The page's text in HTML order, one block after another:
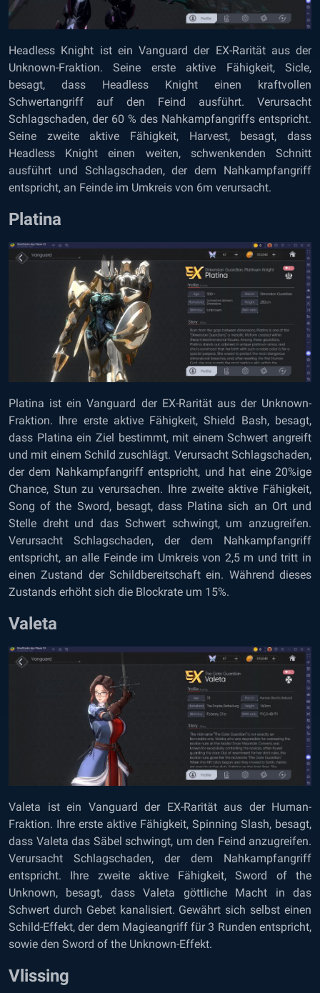
Headless Knight ist ein Vanguard der EX-Rarität aus der
Unknown-Fraktion. Seine erste aktive Fähigkeit, Sicle,
besagt, dass Headless Knight einen kraftvollen
Schwertangriff auf den Feind ausführt. Verursacht
Schlagschaden, der 60 % des Nahkampfangriffs entspricht.
Seine zweite aktive Fähigkeit, Harvest, besagt, dass
Headless Knight einen weiten, schwenkenden Schnitt
ausführt und Schlagschaden, der dem Nahkampfangriff
entspricht, an Feinde im Umkreis von 6m verursacht.
Platina
Platina ist ein Vanguard der EX-Rarität aus der Unknown-
Fraktion. Ihre erste aktive Fähigkeit, Shield Bash, besagt,
dass Platina ein Ziel bestimmt, mit einem Schwert angreift
und mit einem Schild zuschlägt. Verursacht Schlagschaden,
der dem Nahkampfangriff entspricht, und hat eine 20%ige
Chance, Stun zu verursachen. Ihre zweite aktive Fähigkeit,
Song of the Sword, besagt, dass Platina sich an Ort und
Stelle dreht und das Schwert schwingt, um anzugreifen.
Verursacht Schlagschaden, der dem Nahkampfangriff
entspricht, an alle Feinde im Umkreis von 2,5 m und tritt in
einen Zustand der Schildbereitschaft ein. Während dieses
Zustands erhöht sich die Blockrate um 15%.
Valeta
Valeta ist ein Vanguard der EX-Rarität aus der Human-
Fraktion. Ihre erste aktive Fähigkeit, Spinning Slash, besagt,
dass Valeta das Säbel schwingt, um den Feind anzugreifen.
Verursacht Schlagschaden, der dem Nahkampfangriff
entspricht. Ihre zweite aktive Fähigkeit, Sword of the
Unknown, besagt, dass Valeta göttliche Macht in das
Schwert durch Gebet kanalisiert. Gewährt sich selbst einen
Schild-Effekt, der dem Magieangriff für 3 Runden entspricht,
sowie den Sword of the Unknown-Effekt.
Vlissing